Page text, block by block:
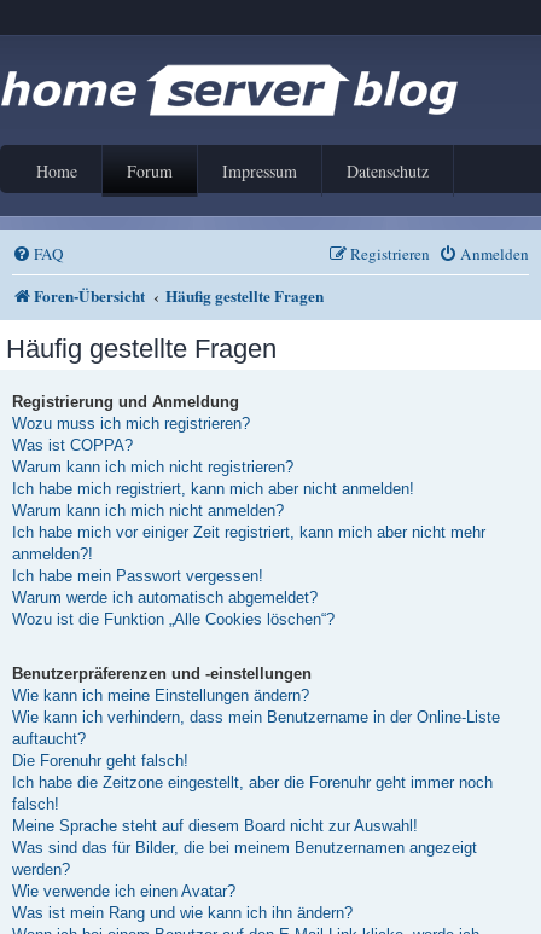
Home Forum Impressum Datenschutz
FAQ Anmelden
Registrieren
Foren-Übersicht Häufig gestellte Fragen
Häufig gestellte Fragen
Registrierung und Anmeldung
Wozu muss ich mich registrieren?
Was ist COPPA?
Warum kann ich mich nicht registrieren?
Ich habe mich registriert, kann mich aber nicht anmelden!
Warum kann ich mich nicht anmelden?
Ich habe mich vor einiger Zeit registriert, kann mich aber nicht mehr
anmelden?!
Ich habe mein Passwort vergessen!
Warum werde ich automatisch abgemeldet?
Wozu ist die Funktion „Alle Cookies löschen“?
Benutzerpräferenzen und -einstellungen
Wie kann ich meine Einstellungen ändern?
Wie kann ich verhindern, dass mein Benutzername in der Online-Liste
auftaucht?
Die Forenuhr geht falsch!
Ich habe die Zeitzone eingestellt, aber die Forenuhr geht immer noch
falsch!
Meine Sprache steht auf diesem Board nicht zur Auswahl!
Was sind das für Bilder, die bei meinem Benutzernamen angezeigt
werden?
Wie verwende ich einen Avatar?
Was ist mein Rang und wie kann ich ihn ändern?